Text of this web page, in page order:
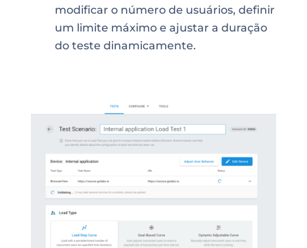
modificar o número de usuários, definir
um limite máximo e ajustar a duração
do teste dinamicamente.